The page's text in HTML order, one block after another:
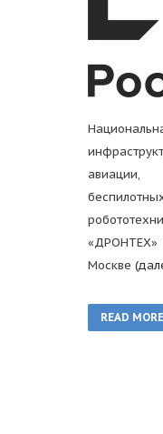
«ДРОНТЕХ»
Москве
READ MORE